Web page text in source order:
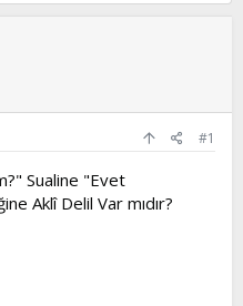
#1
Sualine "Evet
Aklî Delil Var mıdır?